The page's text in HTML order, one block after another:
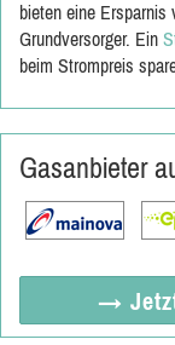
bieten eine Ersparnis
Grundversorger. Ein
beim Strompreis
Gasanbieter
→